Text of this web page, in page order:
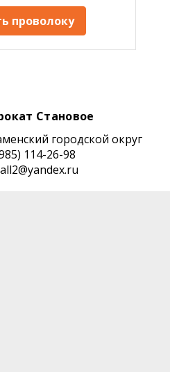
проволоку
Становое
городской округ
114-26-98